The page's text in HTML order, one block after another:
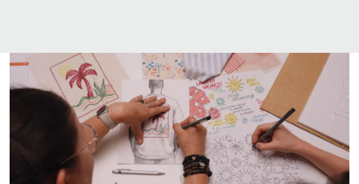
Ce pantalon est une pièce maîtresse polyvalente. Pour un
style décontracté et soigné, associez-le à un t-shirt simple
et des baskets épurées. Pour une occasion plus formelle
ou une journée au bureau, il se mariera parfaitement avec
une chemise ajustée, un blazer et une paire de chaussures
de ville comme des derbies ou des mocassins.